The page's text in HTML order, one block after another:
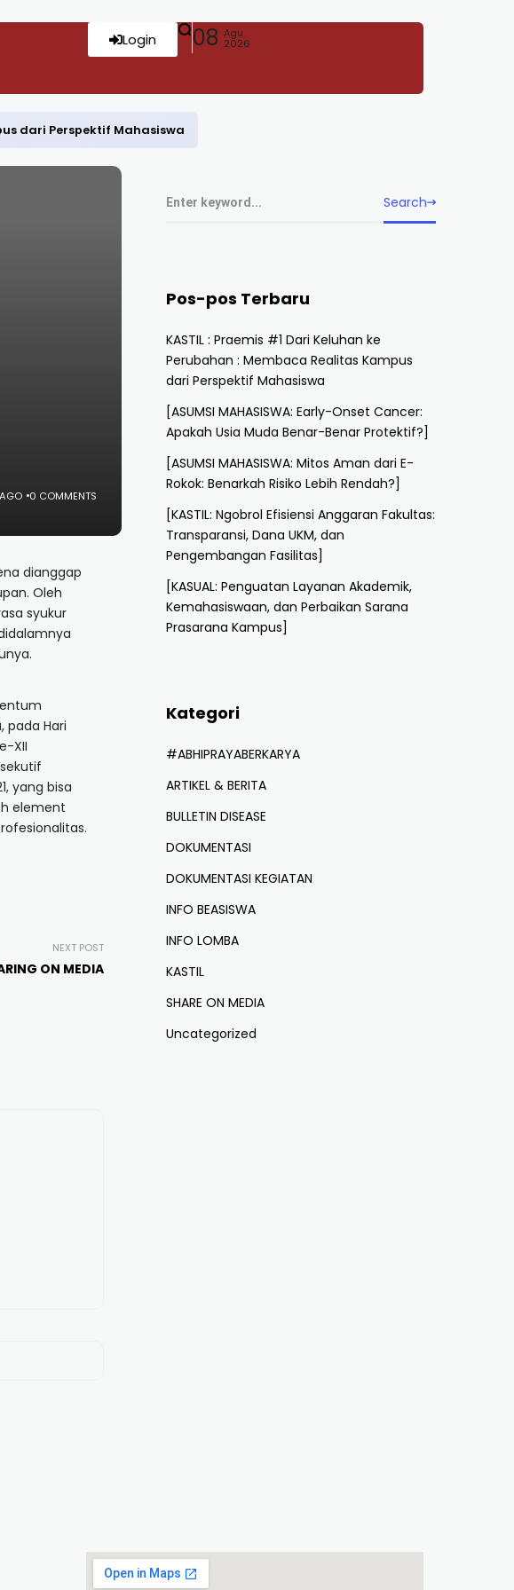
Login 08 Agu
2026
dari Perspektif Mahasiswa
0 COMMENTS
dianggap
Oleh
syukur
pada Hari
XII
yang bisa
element
NEXT POST
ON MEDIA
Search
Pos-pos Terbaru
KASTIL : Praemis #1 Dari Keluhan ke
Perubahan : Membaca Realitas Kampus
dari Perspektif Mahasiswa
[ASUMSI MAHASISWA: Early-Onset Cancer:
Apakah Usia Muda Benar-Benar Protektif?]
[ASUMSI MAHASISWA: Mitos Aman dari E-
Rokok: Benarkah Risiko Lebih Rendah?]
[KASTIL: Ngobrol Efisiensi Anggaran Fakultas:
Transparansi, Dana UKM, dan
Pengembangan Fasilitas]
[KASUAL: Penguatan Layanan Akademik,
Kemahasiswaan, dan Perbaikan Sarana
Prasarana Kampus]
Kategori
#ABHIPRAYABERKARYA
ARTIKEL & BERITA
BULLETIN DISEASE
DOKUMENTASI
DOKUMENTASI KEGIATAN
INFO BEASISWA
INFO LOMBA
KASTIL
SHARE ON MEDIA
Uncategorized